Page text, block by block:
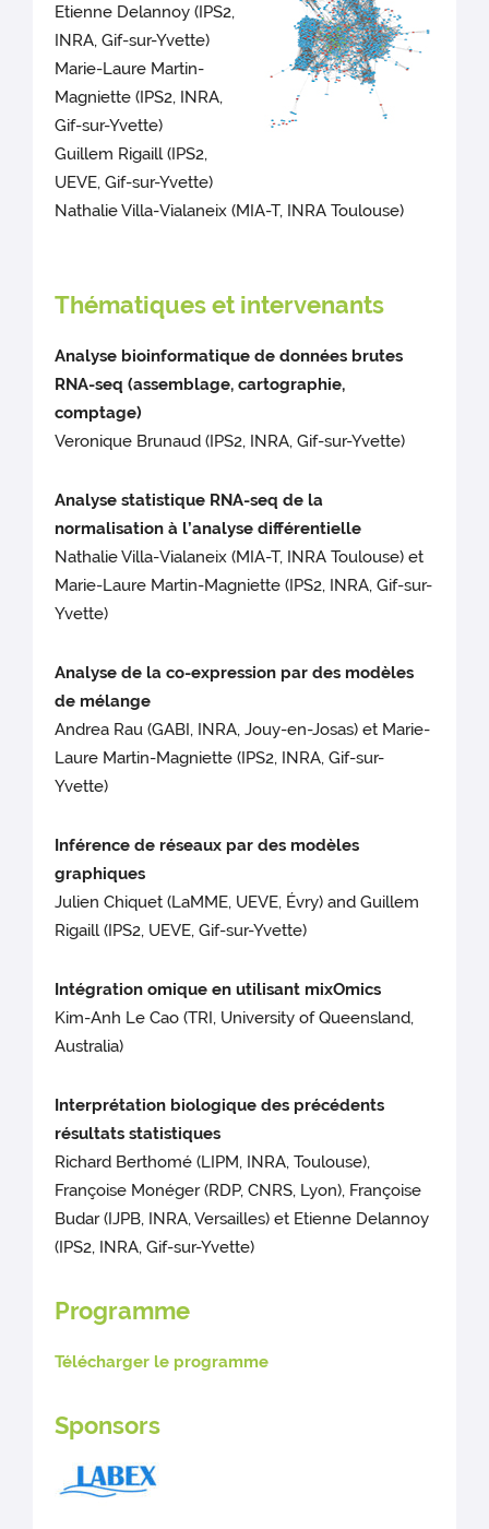
Etienne Delannoy (IPS2,
INRA, Gif-sur-Yvette)
Marie-Laure Martin-
Magniette (IPS2, INRA,
Gif-sur-Yvette)
Guillem Rigaill (IPS2,
UEVE, Gif-sur-Yvette)
Nathalie Villa-Vialaneix (MIA-T, INRA Toulouse)
Thématiques et intervenants
Analyse bioinformatique de données brutes
RNA-seq (assemblage, cartographie,
comptage)
Veronique Brunaud (IPS2, INRA, Gif-sur-Yvette)
Analyse statistique RNA-seq de la
normalisation à l’analyse différentielle
Nathalie Villa-Vialaneix (MIA-T, INRA Toulouse) et
Marie-Laure Martin-Magniette (IPS2, INRA, Gif-sur-
Yvette)
Analyse de la co-expression par des modèles
de mélange
Andrea Rau (GABI, INRA, Jouy-en-Josas) et Marie-
Laure Martin-Magniette (IPS2, INRA, Gif-sur-
Yvette)
Inférence de réseaux par des modèles
graphiques
Julien Chiquet (LaMME, UEVE, Évry) and Guillem
Rigaill (IPS2, UEVE, Gif-sur-Yvette)
Intégration omique en utilisant mixOmics
Kim-Anh Le Cao (TRI, University of Queensland,
Australia)
Interprétation biologique des précédents
résultats statistiques
Richard Berthomé (LIPM, INRA, Toulouse),
Françoise Monéger (RDP, CNRS, Lyon), Françoise
Budar (IJPB, INRA, Versailles) et Etienne Delannoy
(IPS2, INRA, Gif-sur-Yvette)
Programme
Télécharger le programme
Sponsors